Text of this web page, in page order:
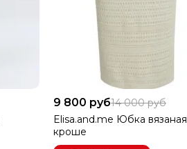
9 800 руб14 000 руб
Elisa.and.me Юбка вязаная
кроше